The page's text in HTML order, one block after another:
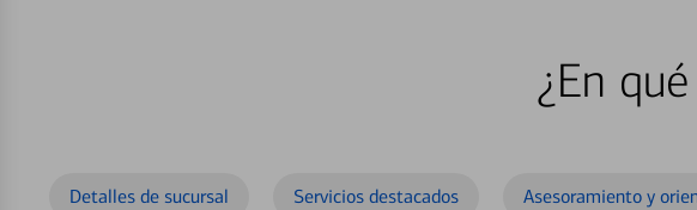
¿En
Detalles de sucursal Servicios destacados Asesoramiento y